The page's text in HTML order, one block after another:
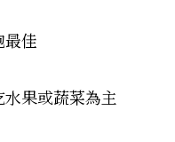
最佳
果或蔬菜為主